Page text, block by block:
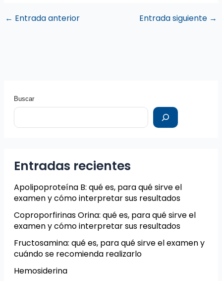
← Entrada anterior Entrada siguiente →
Buscar
Entradas recientes
Apolipoproteína B: qué es, para qué sirve el
examen y cómo interpretar sus resultados
Coproporfirinas Orina: qué es, para qué sirve el
examen y cómo interpretar sus resultados
Fructosamina: qué es, para qué sirve el examen y
cuándo se recomienda realizarlo
Hemosiderina